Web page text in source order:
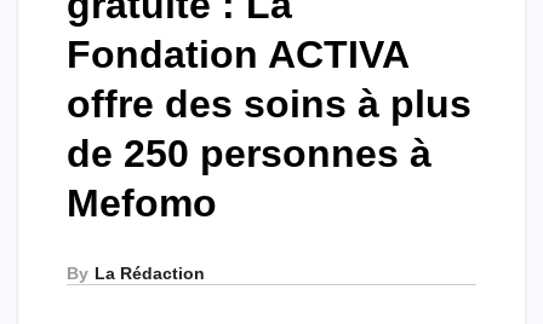
Fondation ACTIVA
offre des soins à plus
de 250 personnes à
Mefomo
By La Rédaction